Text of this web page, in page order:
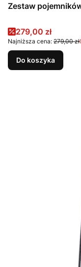
Zestaw
Cena promocyjna
279,00 zł
Najniższa cena: 279,00 zł
Do koszyka